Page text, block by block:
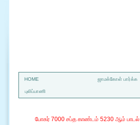
HOME ஜாமக்கோள் பார்க்க
புலிப்பாணி
போகர் 7000 சப்த காண்டம் 5230 ஆம் பாடல்